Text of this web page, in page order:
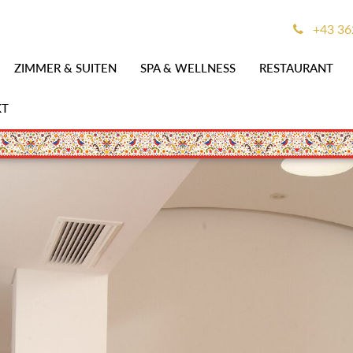
ZIMMER & SUITEN SPA & WELLNESS RESTAURANT
+43